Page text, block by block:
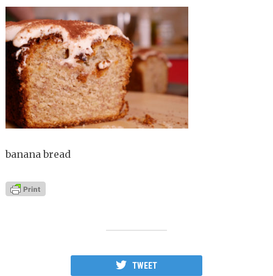
banana bread
TWEET